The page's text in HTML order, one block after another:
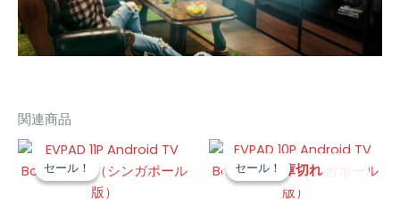
関連商品
セール！
セール！
元
の
価
格
現
の
セール！在庫切れ
セール！
元
の
価
格
現
の